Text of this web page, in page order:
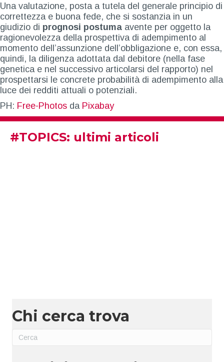
Una valutazione, posta a tutela del generale principio di
correttezza e buona fede, che si sostanzia in un
giudizio di prognosi postuma avente per oggetto la
ragionevolezza della prospettiva di adempimento al
momento dell’assunzione dell’obbligazione e, con essa,
quindi, la diligenza adottata dal debitore (nella fase
genetica e nel successivo articolarsi del rapporto) nel
prospettarsi le concrete probabilità di adempimento alla
luce dei redditi attuali o potenziali.
PH: Free-Photos da Pixabay
#TOPICS: ultimi articoli
Chi cerca trova